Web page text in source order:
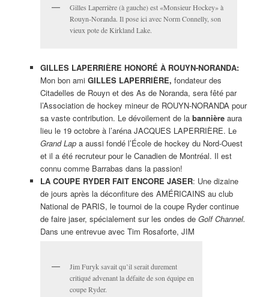
Gilles Laperrière (à gauche) est «Monsieur Hockey» à
Rouyn-Noranda. Il pose ici avec Norm Connelly, son
vieux pote de Kirkland Lake.
GILLES LAPERRIÈRE HONORÉ À ROUYN-NORANDA:
Mon bon ami GILLES LAPERRIÈRE, fondateur des
Citadelles de Rouyn et des As de Noranda, sera fêté par
l’Association de hockey mineur de ROUYN-NORANDA pour
sa vaste contribution. Le dévoilement de la bannièreaura
lieu le 19 octobre à l’aréna JACQUES LAPERRIÈRE. Le
Grand Lapa aussi fondé l’École de hockey du Nord-Ouest
et il a été recruteur pour le Canadien de Montréal. Il est
connu comme Barrabas dans la passion!
LA COUPE RYDER FAIT ENCORE JASER: Une dizaine
de jours après la déconfiture des AMÉRICAINS au club
National de PARIS, le tournoi de la coupe Ryder continue
de faire jaser, spécialement sur les ondes de Golf Channel.
Dans une entrevue avec Tim Rosaforte, JIM
Jim Furyk savait qu’il serait durement
critiqué advenant la défaite de son équipe en
coupe Ryder.